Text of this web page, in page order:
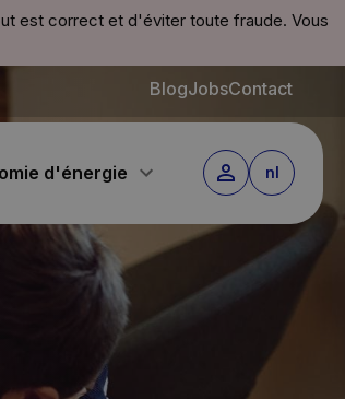
est correct et d'éviter toute fraude. Vous
BlogJobsContact
d'énergie nl